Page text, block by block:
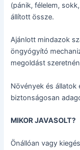
(pánik, félelem,
állított össze.
Ajánlott mindazok
öngyógyító
megoldást
Növények és állatok
biztonságosan
MIKOR JAVASOLT?
Önállóan vagy